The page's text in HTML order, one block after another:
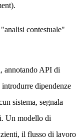
contestuale"
annotando API di
dipendenze
sistema, segnala
Un modello di
il flusso di lavoro